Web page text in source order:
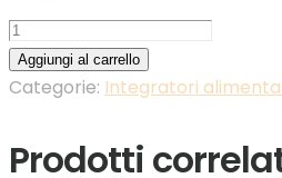
Naturetica
Mico
protection
60cpr
quantità
Aggiungi al carrello
Categorie: Integratori
Prodotti